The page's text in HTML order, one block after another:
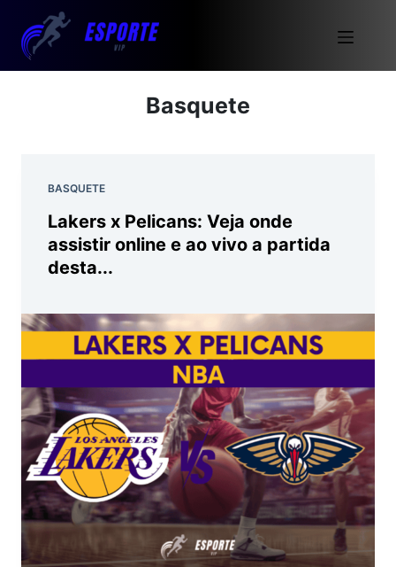
Basquete
BASQUETE
Lakers x Pelicans: Veja onde
assistir online e ao vivo a partida
desta...